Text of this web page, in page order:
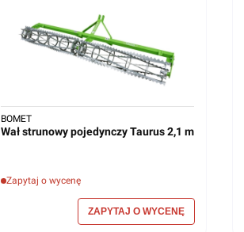
Wał strunowy pojedynczy Taurus 2,1 m
Zapytaj o wycenę
BOMET